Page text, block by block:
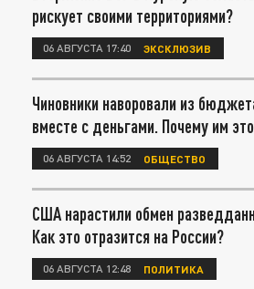
рискует своими территориями?
06 АВГУСТА 17:40 ЭКСКЛЮЗИВ
Чиновники наворовали из
вместе с деньгами. Почему им
06 АВГУСТА 14:52 ОБЩЕСТВО
США нарастили обмен
Как это отразится на России?
06 АВГУСТА 12:48 ПОЛИТИКА